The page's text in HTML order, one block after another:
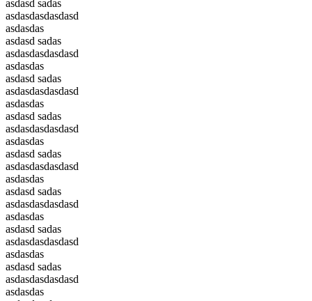
asdasd sadas
asdasdasdasdasd
asdasdas
asdasd sadas
asdasdasdasdasd
asdasdas
asdasd sadas
asdasdasdasdasd
asdasdas
asdasd sadas
asdasdasdasdasd
asdasdas
asdasd sadas
asdasdasdasdasd
asdasdas
asdasd sadas
asdasdasdasdasd
asdasdas
asdasd sadas
asdasdasdasdasd
asdasdas
asdasd sadas
asdasdasdasdasd
asdasdas